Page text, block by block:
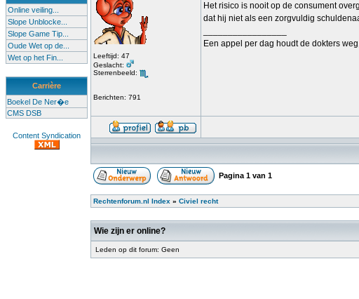
Online veiling...
Slope Unblocke...
Slope Game Tip...
Oude Wet op de...
Wet op het Fin...
Carrière
Boekel De Ner�e
CMS DSB
Content Syndication
Leeftijd: 47
Geslacht:
Sterrenbeeld:
Berichten: 791
Het risico is nooit op de consument
dat hij niet als een zorgvuldig
Een appel per dag houdt de dokters
Pagina 1 van 1
Rechtenforum.nl Index » Civiel recht
Wie zijn er online?
Leden op dit forum: Geen